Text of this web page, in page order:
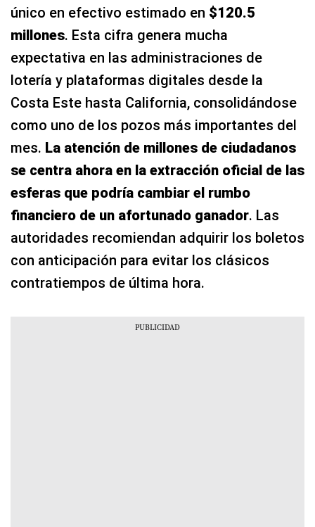
único en efectivo estimado en $120.5
millones. Esta cifra genera mucha
expectativa en las administraciones de
lotería y plataformas digitales desde la
Costa Este hasta California, consolidándose
como uno de los pozos más importantes del
mes. La atención de millones de ciudadanos
se centra ahora en la extracción oficial de las
esferas que podría cambiar el rumbo
financiero de un afortunado ganador. Las
autoridades recomiendan adquirir los boletos
con anticipación para evitar los clásicos
contratiempos de última hora.